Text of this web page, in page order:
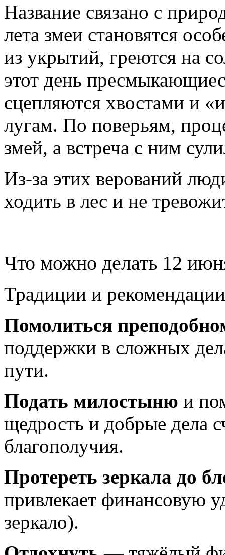
Название связано с
лета змеи становятся
из укрытий, греются на
этот день
сцепляются хвостами и
лугам. По поверьям,
змей, а встреча с ним
Из‑за этих верований
ходить в лес и не
Что можно делать 12
Традиции и
Помолиться
поддержки в сложных
пути.
Подать милостыню и
щедрость и добрые дела
благополучия.
Протереть зеркала до
привлекает финансовую
зеркало).